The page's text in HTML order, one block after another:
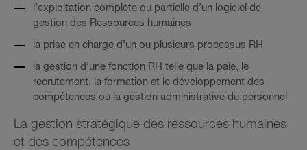
l’exploitation complète ou partielle d’un logiciel de
gestion des Ressources humaines
la prise en charge d’un ou plusieurs processus RH
la gestion d’une fonction RH telle que la paie, le
recrutement, la formation et le développement des
compétences ou la gestion administrative du personnel
La gestion stratégique des ressources humaines
et des compétences